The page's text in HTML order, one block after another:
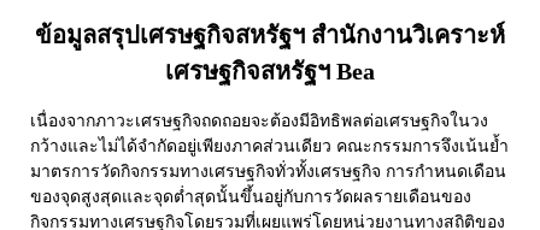
ข้อมูลสรุปเศรษฐกิจสหรัฐฯ สำนักงานวิเคราะห์
เศรษฐกิจสหรัฐฯ Bea
เนื่องจากภาวะเศรษฐกิจถดถอยจะต้องมีอิทธิพลต่อเศรษฐกิจในวง
กว้างและไม่ได้จำกัดอยู่เพียงภาคส่วนเดียว คณะกรรมการจึงเน้นย้ำ
มาตรการวัดกิจกรรมทางเศรษฐกิจทั่วทั้งเศรษฐกิจ การกำหนดเดือน
ของจุดสูงสุดและจุดต่ำสุดนั้นขึ้นอยู่กับการวัดผลรายเดือนของ
กิจกรรมทางเศรษฐกิจโดยรวมที่เผยแพร่โดยหน่วยงานทางสถิติของ